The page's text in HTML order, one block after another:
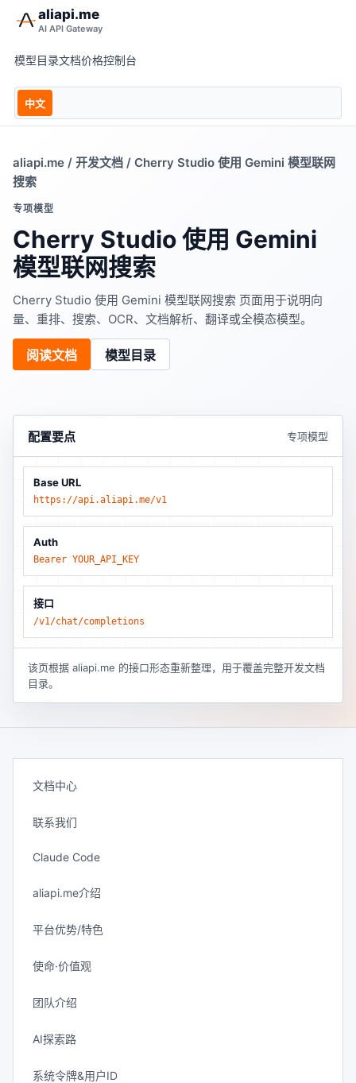
aliapi.me
AI API Gateway
模型目录文档价格控制台
中文
aliapi.me / 开发文档 / Cherry Studio 使用 Gemini 模型联网
搜索
专项模型
Cherry Studio 使用 Gemini
模型联网搜索
Cherry Studio 使用 Gemini 模型联网搜索 页面用于说明向
量、重排、搜索、OCR、文档解析、翻译或全模态模型。
阅读文档 模型目录
配置要点 专项模型
Base URL
https://api.aliapi.me/v1
Auth
Bearer YOUR_API_KEY
接口
/v1/chat/completions
该页根据 aliapi.me 的接口形态重新整理，用于覆盖完整开发文档
目录。
文档中心
联系我们
Claude Code
aliapi.me介绍
平台优势/特色
使命·价值观
团队介绍
AI探索路
系统令牌&用户ID